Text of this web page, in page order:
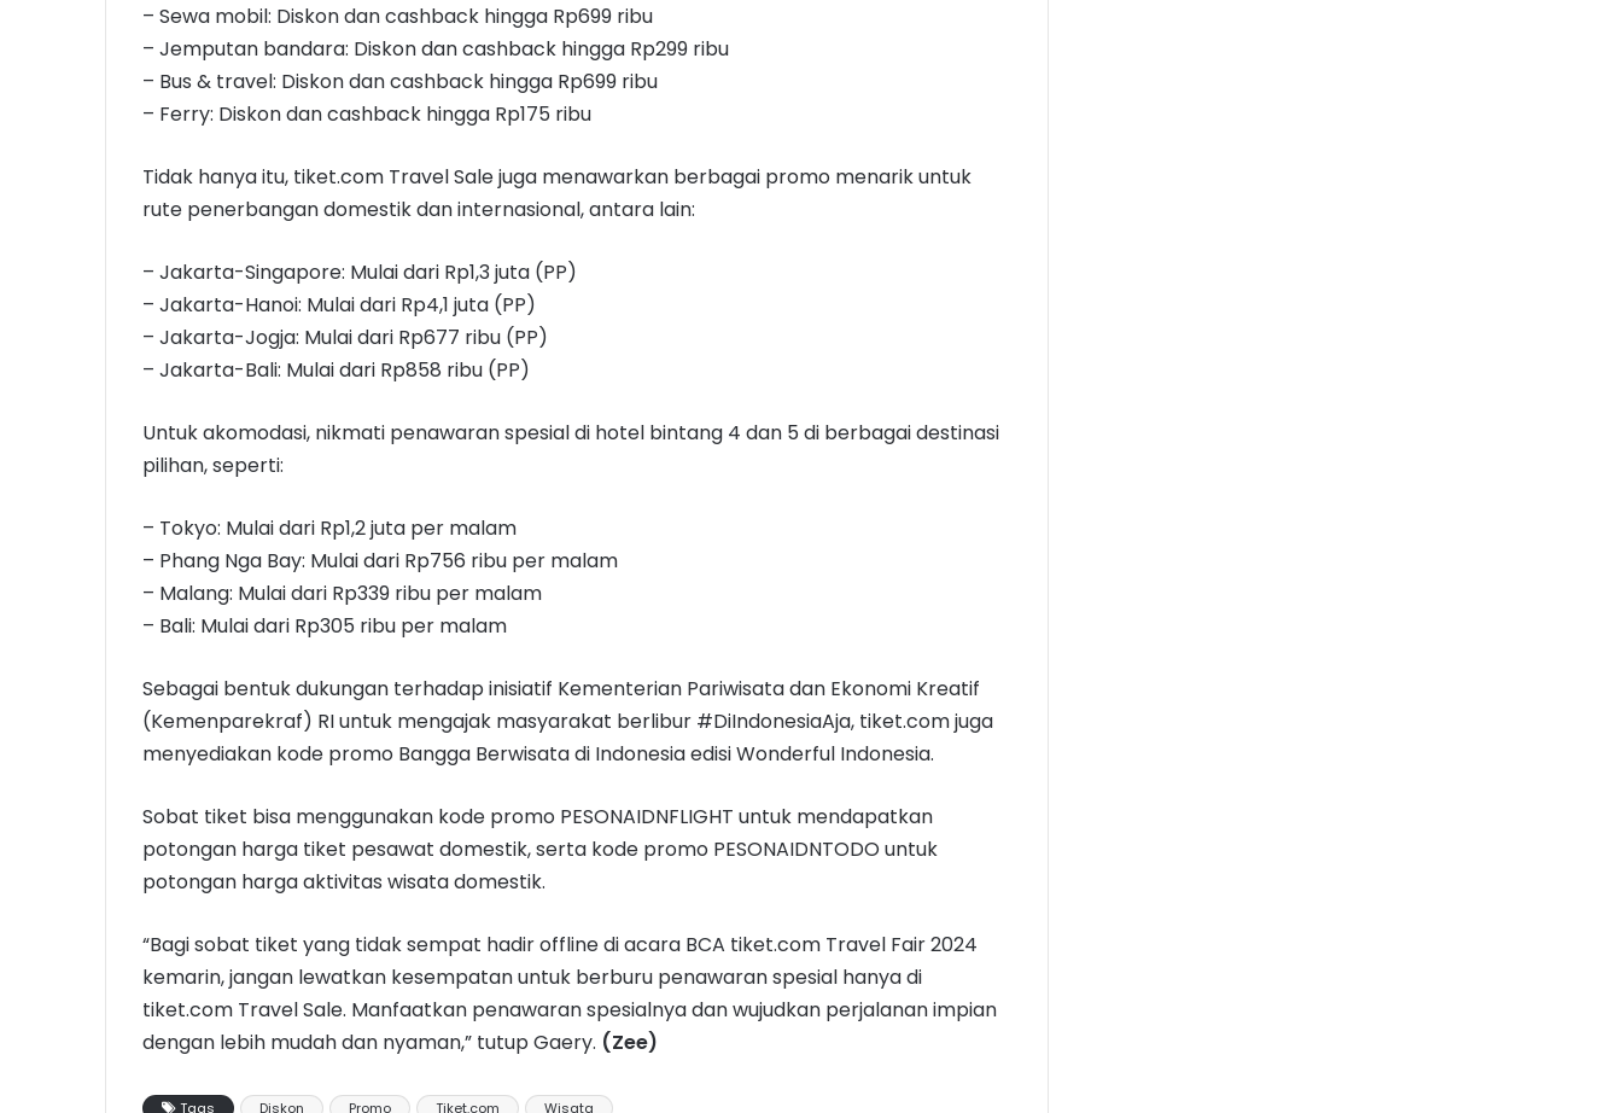
– Sewa mobil: Diskon dan cashback hingga Rp699 ribu
– Jemputan bandara: Diskon dan cashback hingga Rp299 ribu
– Bus & travel: Diskon dan cashback hingga Rp699 ribu
– Ferry: Diskon dan cashback hingga Rp175 ribu
Tidak hanya itu, tiket.com Travel Sale juga menawarkan berbagai promo menarik untuk
rute penerbangan domestik dan internasional, antara lain:
– Jakarta-Singapore: Mulai dari Rp1,3 juta (PP)
– Jakarta-Hanoi: Mulai dari Rp4,1 juta (PP)
– Jakarta-Jogja: Mulai dari Rp677 ribu (PP)
– Jakarta-Bali: Mulai dari Rp858 ribu (PP)
Untuk akomodasi, nikmati penawaran spesial di hotel bintang 4 dan 5 di berbagai destinasi
pilihan, seperti:
– Tokyo: Mulai dari Rp1,2 juta per malam
– Phang Nga Bay: Mulai dari Rp756 ribu per malam
– Malang: Mulai dari Rp339 ribu per malam
– Bali: Mulai dari Rp305 ribu per malam
Sebagai bentuk dukungan terhadap inisiatif Kementerian Pariwisata dan Ekonomi Kreatif
(Kemenparekraf) RI untuk mengajak masyarakat berlibur #DiIndonesiaAja, tiket.com juga
menyediakan kode promo Bangga Berwisata di Indonesia edisi Wonderful Indonesia.
Sobat tiket bisa menggunakan kode promo PESONAIDNFLIGHT untuk mendapatkan
potongan harga tiket pesawat domestik, serta kode promo PESONAIDNTODO untuk
potongan harga aktivitas wisata domestik.
“Bagi sobat tiket yang tidak sempat hadir offline di acara BCA tiket.com Travel Fair 2024
kemarin, jangan lewatkan kesempatan untuk berburu penawaran spesial hanya di
tiket.com Travel Sale. Manfaatkan penawaran spesialnya dan wujudkan perjalanan impian
dengan lebih mudah dan nyaman,” tutup Gaery. (Zee)
Tags Diskon Promo Tiket.com Wisata